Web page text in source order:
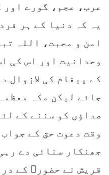
عرب، عجم، گورے
یہ کہ دنیا کے ہر
امن و محبت، اللہ
وحدانیت اور اس کی
کے پیغام کی لازوال
جائے لیکن مکہ
صداؤں کو سننے کے
وقت دعوت حق کے
جھنکار سنائی دے
قریش نے حضورﷺ کے